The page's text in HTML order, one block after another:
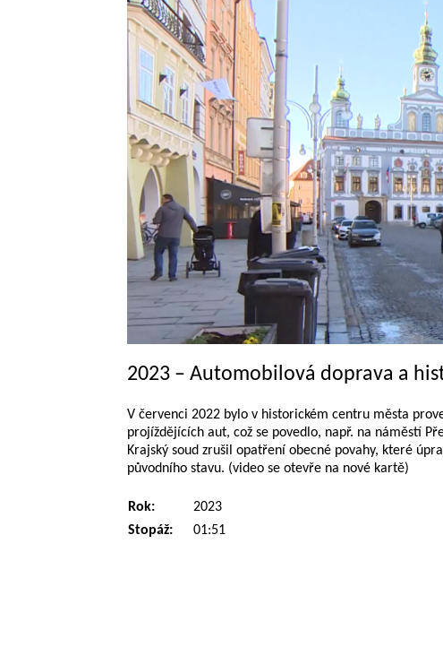
2023 – Automobilová doprava a
V červenci 2022 bylo v historickém centru města
projíždějících aut, což se povedlo, např. na náměstí
Krajský soud zrušil opatření obecné povahy, které
původního stavu. (video se otevře na nové kartě)
Rok:
2023
Stopáž:
01:51